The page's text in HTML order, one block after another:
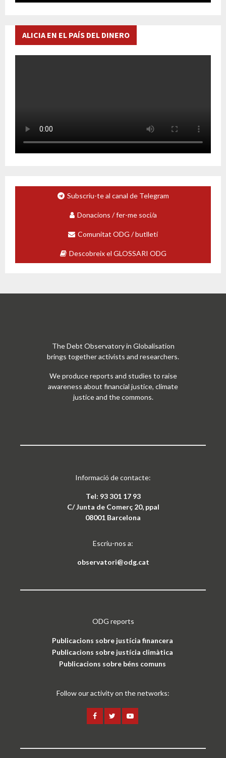
ALICIA EN EL PAÍS DEL DINERO
Subscriu-te al canal de Telegram
Donacions / fer-me soci/a
Comunitat ODG / butlletí
Descobreix el GLOSSARI ODG
The Debt Observatory in Globalisation
brings together activists and researchers.
We produce reports and studies to raise
awareness about financial justice, climate
justice and the commons.
Informació de contacte:
Tel: 93 301 17 93
C/ Junta de Comerç 20, ppal
08001 Barcelona
Escriu-nos a:
observatori@odg.cat
ODG reports
Publicacions sobre justícia financera
Publicacions sobre justícia climàtica
Publicacions sobre béns comuns
Follow our activity on the networks: